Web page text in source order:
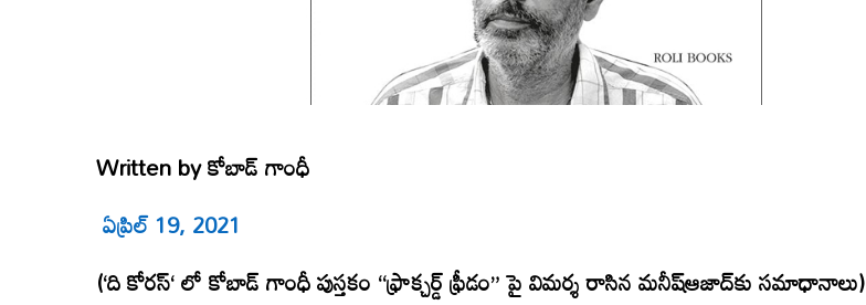
Written byకోబాడ్ గాంధీ
ఏప్రిల్ 19, 2021
(‘ది కోరస్‘లోకోబాడ్ గాంధీపుస్తకం “ఫ్రాక్చర్డ్ ఫ్రీడం” పై విమర్శ రాసిన మనీష్ఆజాద్‌కు సమాధానాలు)